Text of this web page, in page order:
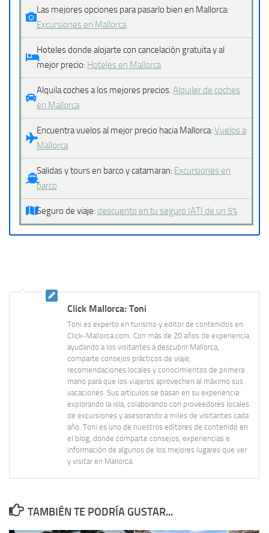
Las mejores opciones para pasarlo bien en Mallorca:
Excursiones en Mallorca
Hoteles donde alojarte con cancelación gratuita y al
mejor precio: Hoteles en Mallorca
Alquila coches a los mejores precios. Alquiler de coches
en Mallorca
Encuentra vuelos al mejor precio hacia Mallorca: Vuelos a
Mallorca
Salidas y tours en barco y catamaran: Excursiones en
barco
Seguro de viaje: descuento en tu seguro IATI de un 5%
Click Mallorca: Toni
Toni es experto en turismo y editor de contenidos en
Click-Mallorca.com. Con más de 20 años de experiencia
ayudando a los visitantes a descubrir Mallorca,
comparte consejos prácticos de viaje,
recomendaciones locales y conocimientos de primera
mano para que los viajeros aprovechen al máximo sus
vacaciones. Sus artículos se basan en su experiencia
explorando la isla, colaborando con proveedores locales
de excursiones y asesorando a miles de visitantes cada
año. Toni es uno de nuestros editores de contenido en
el blog, donde comparte consejos, experiencias e
información de algunos de los mejores lugares que ver
y visitar en Mallorca.
TAMBIÉN TE PODRÍA GUSTAR...